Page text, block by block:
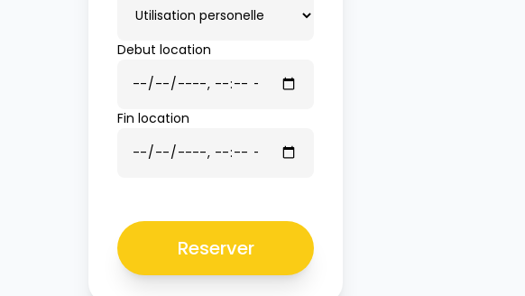
Debut location
Fin location
Reserver